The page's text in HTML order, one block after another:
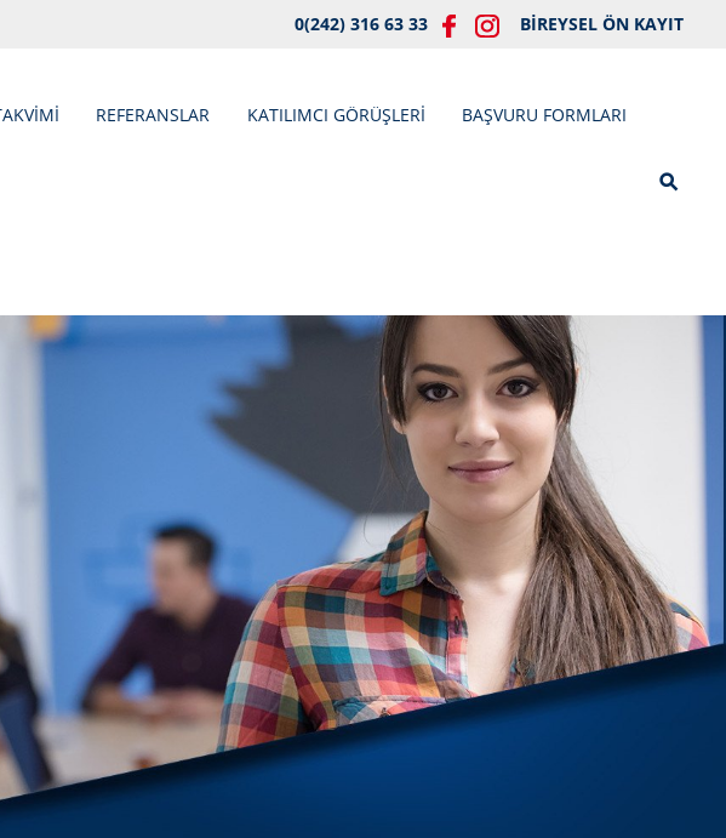
0(242) 316 63 33 BİREYSEL ÖN KAYIT
REFERANSLAR KATILIMCI GÖRÜŞLERİ BAŞVURU FORMLARI